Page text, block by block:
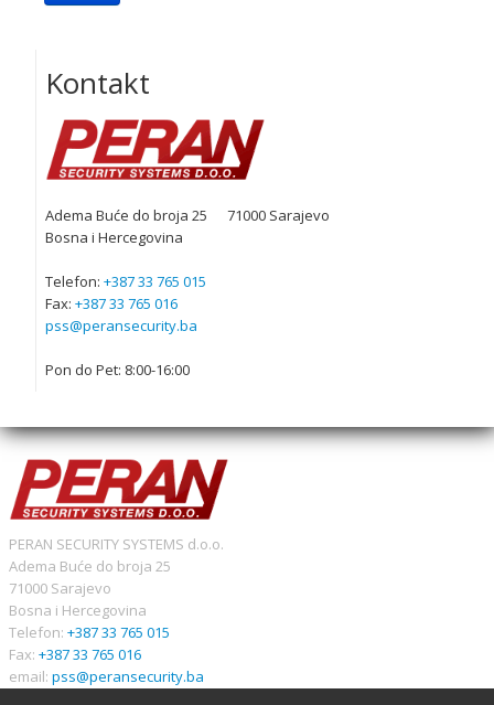
Kontakt
Adema Buće do broja 25 71000 Sarajevo
Bosna i Hercegovina
Telefon: +387 33 765 015
Fax: +387 33 765 016
pss@peransecurity.ba
Pon do Pet: 8:00-16:00
PERAN SECURITY SYSTEMS d.o.o.
Adema Buće do broja 25
71000 Sarajevo
Bosna i Hercegovina
Telefon: +387 33 765 015
Fax: +387 33 765 016
email: pss@peransecurity.ba